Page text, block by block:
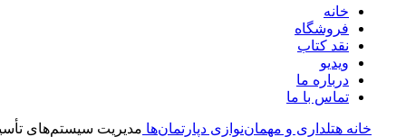
خانه
فروشگاه
نقد کتاب
ویدیو
درباره‌ ما
تماس با ما
خانه هتلداری و مهمان‌نوازی دپارتمان‌ها مدیریت سیستم‌‌های